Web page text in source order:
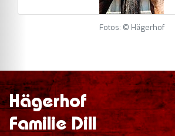
Fotos: © Hägerhof
Hägerhof
Familie Dill